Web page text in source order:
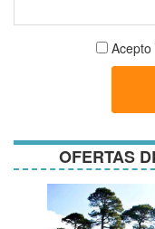
Aceptar
términos
Acepto
OFERTAS